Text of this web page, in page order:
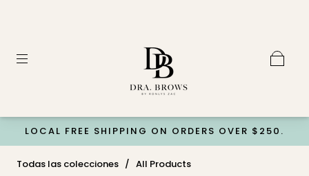
LOCAL FREE SHIPPING ON ORDERS OVER $250.
Todas las colecciones / All Products